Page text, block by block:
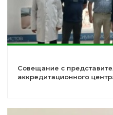
Совещание с
аккредитационного